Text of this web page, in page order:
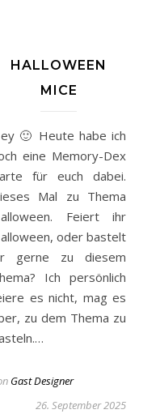
HALLOWEEN
MICE
🙂 Heute habe ich
eine Memory-Dex
für euch dabei.
Mal zu Thema
Feiert ihr
oder bastelt
gerne zu diesem
Ich persönlich
es nicht, mag es
zu dem Thema zu
Gast Designer
26. September 2025